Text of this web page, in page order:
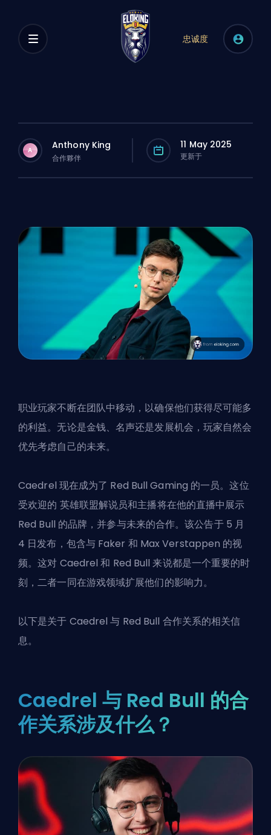
忠诚度
A Anthony King
合作夥伴
11 May 2025
更新于
职业玩家不断在团队中移动，以确保他们获得尽可能多
的利益。无论是金钱、名声还是发展机会，玩家自然会
优先考虑自己的未来。
Caedrel 现在成为了 Red Bull Gaming 的一员。这位
受欢迎的 英雄联盟解说员和主播将在他的直播中展示
Red Bull 的品牌，并参与未来的合作。该公告于 5 月
4 日发布，包含与 Faker 和 Max Verstappen 的视
频。这对 Caedrel 和 Red Bull 来说都是一个重要的时
刻，二者一同在游戏领域扩展他们的影响力。
以下是关于 Caedrel 与 Red Bull 合作关系的相关信
息。
Caedrel 与 Red Bull 的合
作关系涉及什么？